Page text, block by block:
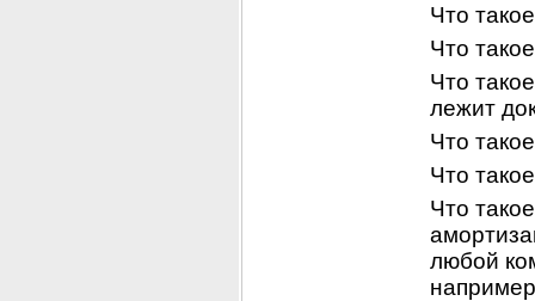
Что
Что
Что
лежит
Что
Что
Что
любой